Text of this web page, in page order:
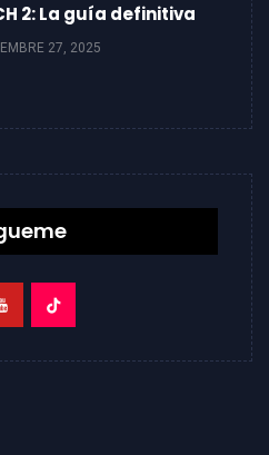
2: La guía definitiva
27, 2025